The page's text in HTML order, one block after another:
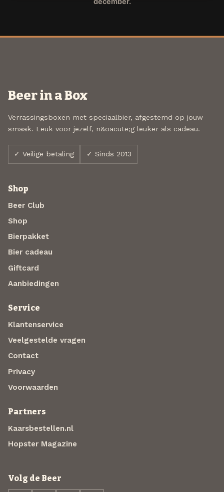
Beer in a Box
Verrassingsboxen met speciaalbier, afgestemd op jouw
smaak. Leuk voor jezelf, n&oacute;g leuker als cadeau.
✓ Veilige betaling ✓ Sinds 2013
Shop
Beer Club
Shop
Bierpakket
Bier cadeau
Giftcard
Aanbiedingen
Service
Klantenservice
Veelgestelde vragen
Contact
Privacy
Voorwaarden
Partners
Kaarsbestellen.nl
Hopster Magazine
Volg de Beer